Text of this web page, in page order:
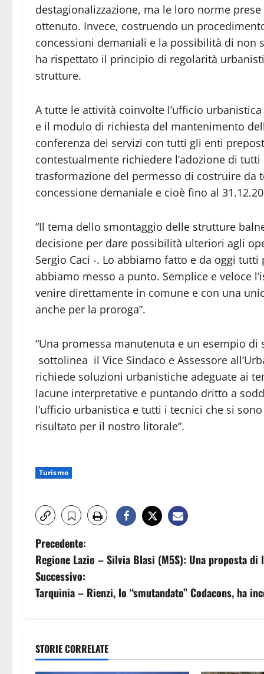
destagionalizzazione, ma le loro norme
ottenuto. Invece, costruendo un
concessioni demaniali e la possibilità di non
ha rispettato il principio di regolarità
strutture.
A tutte le attività coinvolte l’ufficio
e il modulo di richiesta del mantenimento
conferenza dei servizi con tutti gli enti
contestualmente richiedere l’adozione di
trasformazione del permesso di costruire da
concessione demaniale e cioè fino al
“Il tema dello smontaggio delle strutture
decisione per dare possibilità ulteriori agli
Sergio Caci -. Lo abbiamo fatto e da oggi
abbiamo messo a punto. Semplice e veloce
venire direttamente in comune e con una
anche per la proroga”.
“Una promessa manutenuta e un esempio
sottolinea il Vice Sindaco e Assessore
richiede soluzioni urbanistiche adeguate ai
lacune interpretative e puntando dritto a
l’ufficio urbanistica e tutti i tecnici che si
risultato per il nostro litorale”.
Turismo
N
a
v
g
Precedente:
Regione Lazio – Silvia Blasi (M5S): Una proposta
Successivo:
Tarquinia – Rienzi, lo “smutandato” Codacons, ha
STORIE CORRELATE